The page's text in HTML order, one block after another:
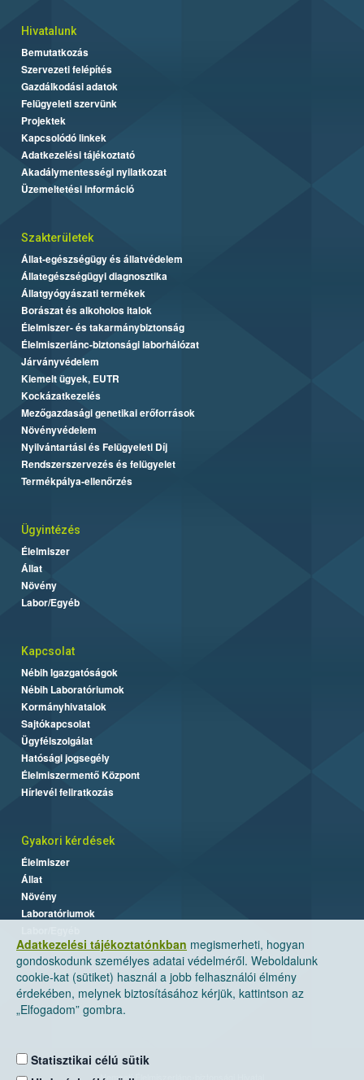
Adatkezelési tájékoztatónkban megismerheti, hogyan
gondoskodunk személyes adatai védelméről. Weboldalunk
cookie-kat (sütiket) használ a jobb felhasználói élmény
érdekében, melynek biztosításához kérjük, kattintson az
„Elfogadom” gombra.
Statisztikai célú sütik
Hivatalunk
Bemutatkozás
Szervezeti felépítés
Gazdálkodási adatok
Felügyeleti szervünk
Projektek
Kapcsolódó linkek
Adatkezelési tájékoztató
Akadálymentességi nyilatkozat
Üzemeltetési információ
Szakterületek
Állat-egészségügy és állatvédelem
Állategészségügyi diagnosztika
Állatgyógyászati termékek
Borászat és alkoholos italok
Élelmiszer- és takarmánybiztonság
Élelmiszerlánc-biztonsági laborhálózat
Járványvédelem
Kiemelt ügyek, EUTR
Kockázatkezelés
Mezőgazdasági genetikai erőforrások
Növényvédelem
Nyilvántartási és Felügyeleti Díj
Rendszerszervezés és felügyelet
Termékpálya-ellenőrzés
Ügyintézés
Élelmiszer
Állat
Növény
Labor/Egyéb
Kapcsolat
Nébih Igazgatóságok
Nébih Laboratóriumok
Kormányhivatalok
Sajtókapcsolat
Ügyfélszolgálat
Hatósági jogsegély
Élelmiszermentő Központ
Hírlevél feliratkozás
Gyakori kérdések
Élelmiszer
Állat
Növény
Laboratóriumok
Nemzeti Élelmiszerlánc-biztonsági Hivatal